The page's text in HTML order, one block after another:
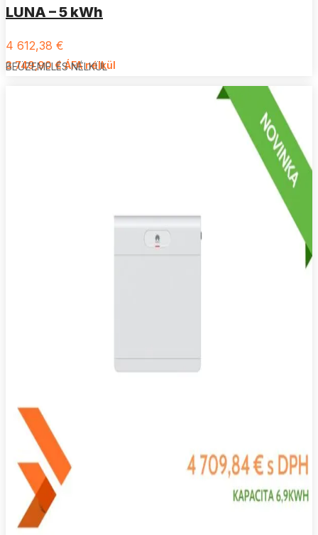
LUNA – 5 kWh
4 612,38 €
3 749,90 €ÁFA nélkül
BEÜZEMELÉS NÉLKÜL